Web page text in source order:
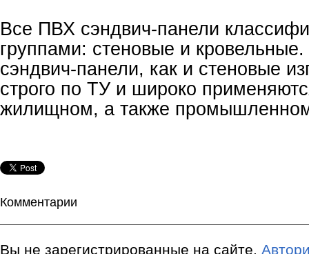
Все ПВХ сэндвич-панели
группами: стеновые и
сэндвич-панели, как и стеновые
строго по ТУ и широко
жилищном, а также промышленном
Комментарии
Вы не зарегистрированные на сайте.